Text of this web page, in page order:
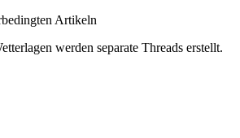
Artikeln
werden separate Threads erstellt.